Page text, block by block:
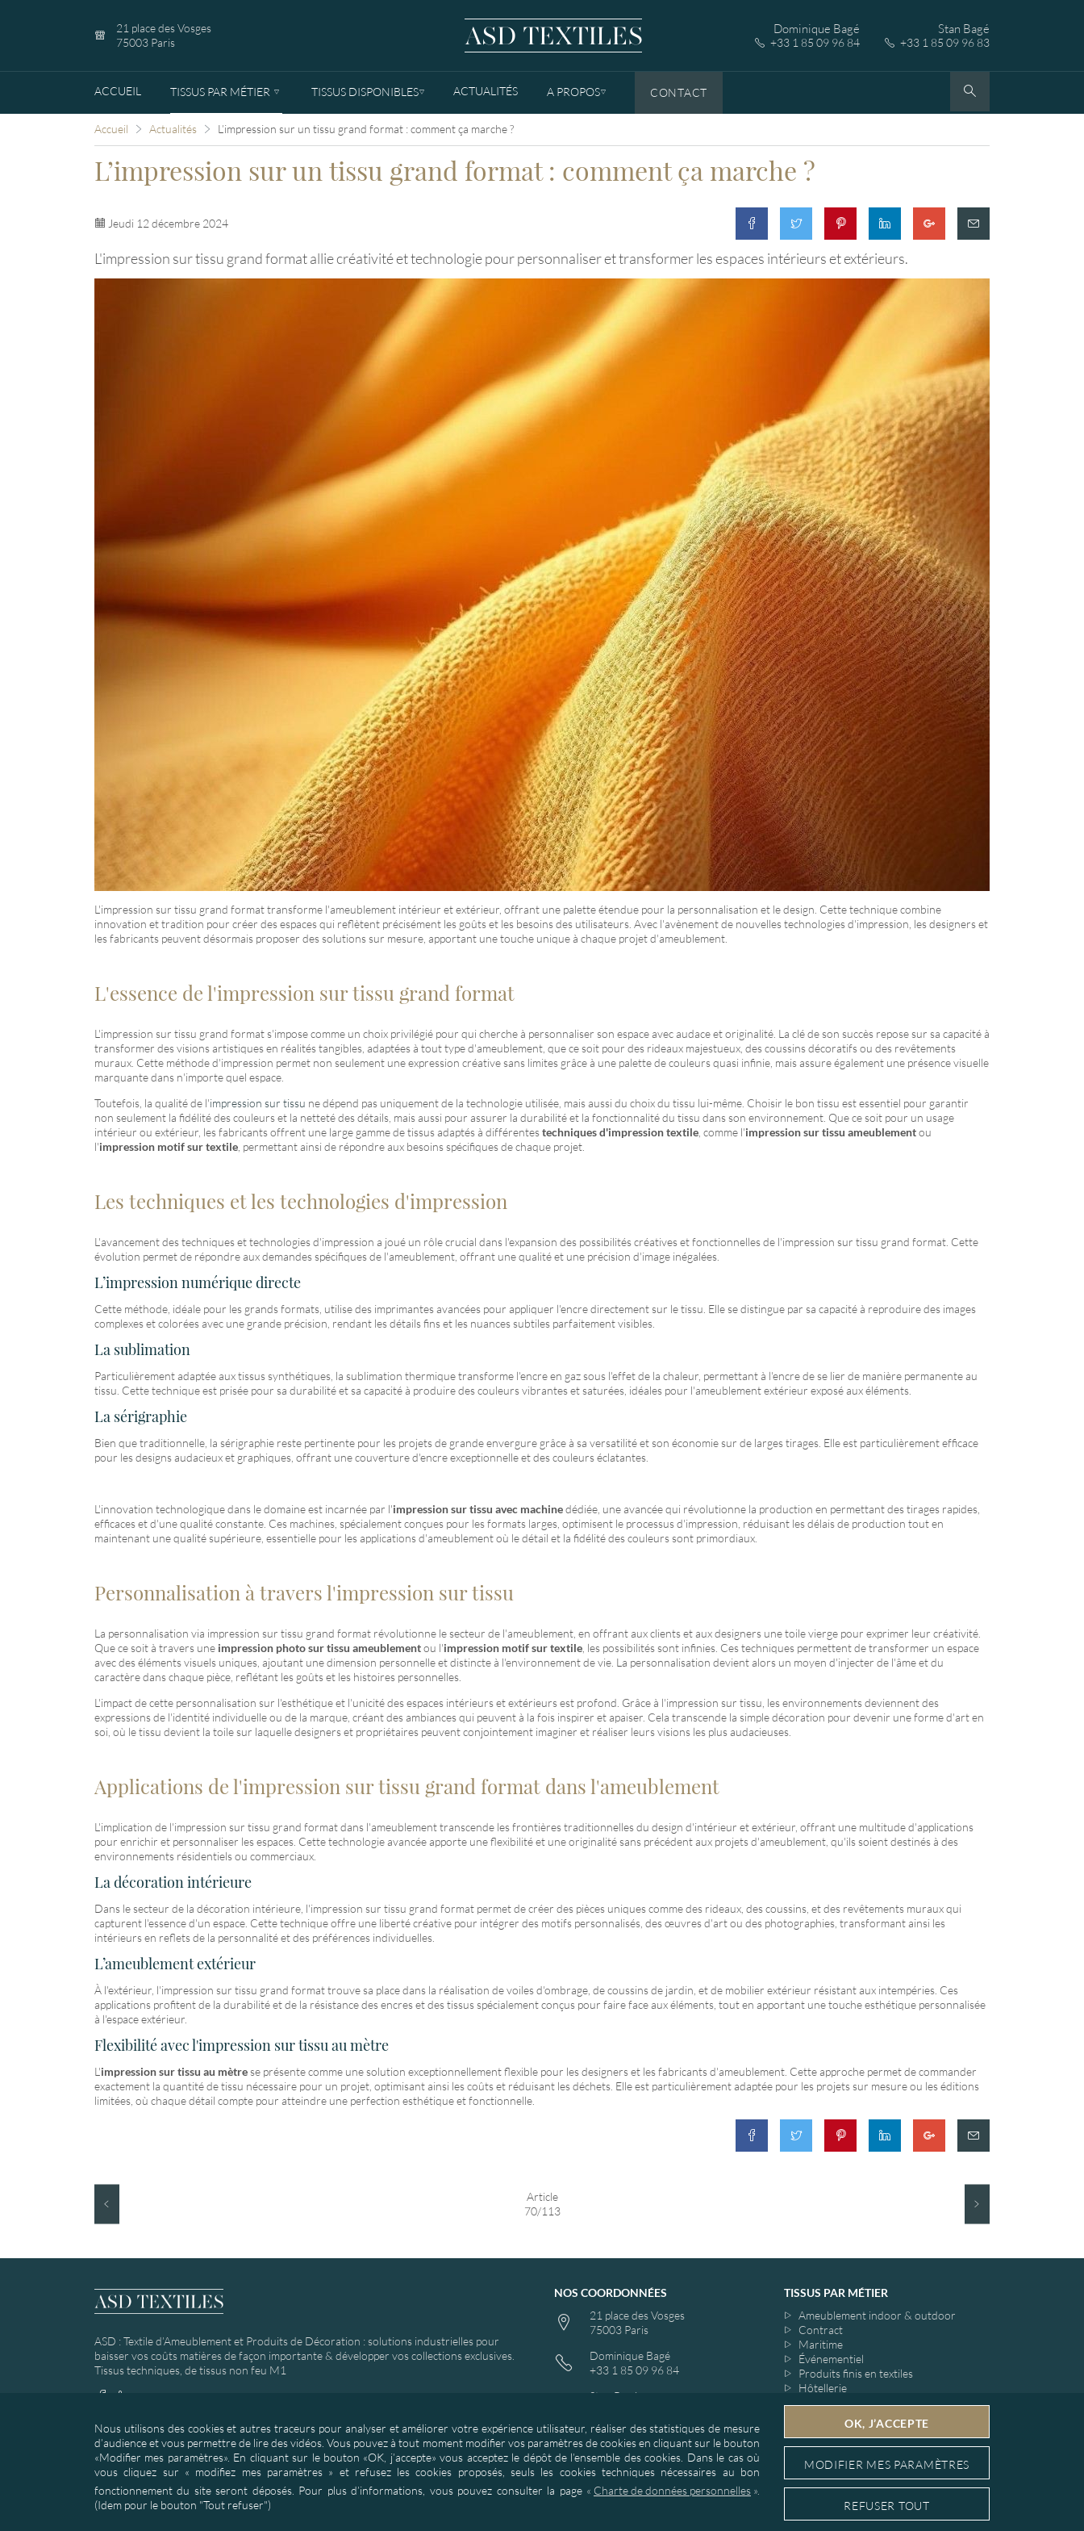
L’impression sur un tissu grand format : comment ça marche ?
Jeudi 12 décembre 2024
L'impression sur tissu grand format allie créativité et technologie pour personnaliser et transformer les espaces intérieurs et extérieurs.
L'impression sur tissu grand format transforme l'ameublement intérieur et extérieur, offrant une palette étendue pour la personnalisation et le design. Cette technique combine
innovation et tradition pour créer des espaces qui reflètent précisément les goûts et les besoins des utilisateurs. Avec l'avènement de nouvelles technologies d'impression, les designers et
les fabricants peuvent désormais proposer des solutions sur mesure, apportant une touche unique à chaque projet d'ameublement.
L'essence de l'impression sur tissu grand format
L'impression sur tissu grand format s'impose comme un choix privilégié pour qui cherche à personnaliser son espace avec audace et originalité. La clé de son succès repose sur sa capacité à
transformer des visions artistiques en réalités tangibles, adaptées à tout type d'ameublement, que ce soit pour des rideaux majestueux, des coussins décoratifs ou des revêtements
muraux. Cette méthode d'impression permet non seulement une expression créative sans limites grâce à une palette de couleurs quasi infinie, mais assure également une présence visuelle
marquante dans n'importe quel espace.
Toutefois, la qualité de l'impression sur tissu ne dépend pas uniquement de la technologie utilisée, mais aussi du choix du tissu lui-même. Choisir le bon tissu est essentiel pour garantir
non seulement la fidélité des couleurs et la netteté des détails, mais aussi pour assurer la durabilité et la fonctionnalité du tissu dans son environnement. Que ce soit pour un usage
intérieur ou extérieur, les fabricants offrent une large gamme de tissus adaptés à différentestechniques d'impression textile , comme l'impression sur tissu ameublementou
l'impression motif sur textile , permettant ainsi de répondre aux besoins spécifiques de chaque projet.
Les techniques et les technologies d'impression
L'avancement des techniques et technologies d'impression a joué un rôle crucial dans l'expansion des possibilités créatives et fonctionnelles de l'impression sur tissu grand format. Cette
évolution permet de répondre aux demandes spécifiques de l'ameublement, offrant une qualité et une précision d'image inégalées.
L’impression numérique directe
Cette méthode, idéale pour les grands formats, utilise des imprimantes avancées pour appliquer l'encre directement sur le tissu. Elle se distingue par sa capacité à reproduire des images
complexes et colorées avec une grande précision, rendant les détails fins et les nuances subtiles parfaitement visibles.
La sublimation
Particulièrement adaptée aux tissus synthétiques, la sublimation thermique transforme l'encre en gaz sous l'effet de la chaleur, permettant à l'encre de se lier de manière permanente au
tissu. Cette technique est prisée pour sa durabilité et sa capacité à produire des couleurs vibrantes et saturées, idéales pour l'ameublement extérieur exposé aux éléments.
La sérigraphie
Bien que traditionnelle, la sérigraphie reste pertinente pour les projets de grande envergure grâce à sa versatilité et son économie sur de larges tirages. Elle est particulièrement efficace
pour les designs audacieux et graphiques, offrant une couverture d'encre exceptionnelle et des couleurs éclatantes.
L'innovation technologique dans le domaine est incarnée par l'impression sur tissu avec machinedédiée, une avancée qui révolutionne la production en permettant des tirages rapides,
efficaces et d'une qualité constante. Ces machines, spécialement conçues pour les formats larges, optimisent le processus d'impression, réduisant les délais de production tout en
maintenant une qualité supérieure, essentielle pour les applications d'ameublement où le détail et la fidélité des couleurs sont primordiaux.
Personnalisation à travers l'impression sur tissu
La personnalisation via impression sur tissu grand format révolutionne le secteur de l'ameublement, en offrant aux clients et aux designers une toile vierge pour exprimer leur créativité.
Que ce soit à travers une impression photo sur tissu ameublementou l'impression motif sur textile , les possibilités sont infinies. Ces techniques permettent de transformer un espace
avec des éléments visuels uniques, ajoutant une dimension personnelle et distincte à l'environnement de vie. La personnalisation devient alors un moyen d'injecter de l'âme et du
caractère dans chaque pièce, reflétant les goûts et les histoires personnelles.
L'impact de cette personnalisation sur l'esthétique et l'unicité des espaces intérieurs et extérieurs est profond. Grâce à l'impression sur tissu, les environnements deviennent des
expressions de l'identité individuelle ou de la marque, créant des ambiances qui peuvent à la fois inspirer et apaiser. Cela transcende la simple décoration pour devenir une forme d'art en
soi, où le tissu devient la toile sur laquelle designers et propriétaires peuvent conjointement imaginer et réaliser leurs visions les plus audacieuses.
Applications de l'impression sur tissu grand format dans l'ameublement
L'implication de l'impression sur tissu grand format dans l'ameublement transcende les frontières traditionnelles du design d'intérieur et extérieur, offrant une multitude d'applications
pour enrichir et personnaliser les espaces. Cette technologie avancée apporte une flexibilité et une originalité sans précédent aux projets d'ameublement, qu'ils soient destinés à des
environnements résidentiels ou commerciaux.
La décoration intérieure
Dans le secteur de la décoration intérieure, l'impression sur tissu grand format permet de créer des pièces uniques comme des rideaux, des coussins, et des revêtements muraux qui
capturent l'essence d'un espace. Cette technique offre une liberté créative pour intégrer des motifs personnalisés, des œuvres d'art ou des photographies, transformant ainsi les
intérieurs en reflets de la personnalité et des préférences individuelles.
L’ameublement extérieur
À l'extérieur, l'impression sur tissu grand format trouve sa place dans la réalisation de voiles d'ombrage, de coussins de jardin, et de mobilier extérieur résistant aux intempéries. Ces
applications profitent de la durabilité et de la résistance des encres et des tissus spécialement conçus pour faire face aux éléments, tout en apportant une touche esthétique personnalisée
à l'espace extérieur.
Flexibilité avec l'impression sur tissu au mètre
L'impression sur tissu au mètrese présente comme une solution exceptionnellement flexible pour les designers et les fabricants d'ameublement. Cette approche permet de commander
exactement la quantité de tissu nécessaire pour un projet, optimisant ainsi les coûts et réduisant les déchets. Elle est particulièrement adaptée pour les projets sur mesure ou les éditions
limitées, où chaque détail compte pour atteindre une perfection esthétique et fonctionnelle.
Article
70/113
21 place des Vosges
75003 Paris
Dominique Bagé
+33 1 85 09 96 84
Stan Bagé
+33 1 85 09 96 83
ACCUEIL TISSUS PAR MÉTIER TISSUS DISPONIBLESTOGGLE DROPDOWNACTUALITÉS A PROPOSTOGGLE DROPDOWNCONTACT
Accueil Actualités L’impression sur un tissu grand format : comment ça marche ?
ASD : Textile d’Ameublement et Produits de Décoration : solutions industrielles pour
baisser vos coûts matières de façon importante & développer vos collections exclusives.
Tissus techniques, de tissus non feu M1
NOS COORDONNÉES
21 place des Vosges
75003 Paris
Dominique Bagé
+33 1 85 09 96 84
Stan Bagé
contact@asd-textiles.com
TISSUS PAR MÉTIER
Ameublement indoor & outdoor
Contract
Maritime
Événementiel
Produits finis en textiles
Hôtellerie
Restauration
Aéronautique
Ferroviaire
Salle de cinéma
Salle de théâtre
Nous utilisons des cookies et autres traceurs pour analyser et améliorer votre expérience utilisateur, réaliser des statistiques de mesure
d’audience et vous permettre de lire des vidéos. Vous pouvez à tout moment modifier vos paramètres de cookies en cliquant sur le bouton
«Modifier mes paramètres». En cliquant sur le bouton «OK, j’accepte» vous acceptez le dépôt de l’ensemble des cookies. Dans le cas où
vous cliquez sur « modifiez mes paramètres » et refusez les cookies proposés, seuls les cookies techniques nécessaires au bon
fonctionnement du site seront déposés. Pour plus d’informations, vous pouvez consulter la page « Charte de données personnelles ».
(Idem pour le bouton "Tout refuser")
OK, J’ACCEPTE
MODIFIER MES PARAMÈTRES
REFUSER TOUT